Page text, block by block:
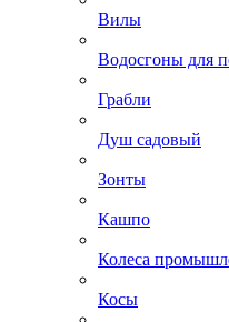
Вилы
Водосгоны для
Грабли
Душ садовый
Зонты
Кашпо
Колеса
Косы